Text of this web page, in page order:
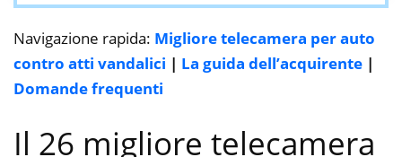
Navigazione rapida: Migliore telecamera per auto
contro atti vandalici | La guida dell’acquirente |
Domande frequenti
Il 26 migliore telecamera